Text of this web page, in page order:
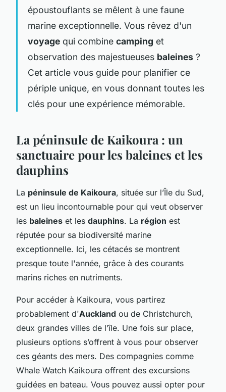
époustouflants se mêlent à une faune
marine exceptionnelle. Vous rêvez d'un
voyage qui combine camping et
observation des majestueuses baleines ?
Cet article vous guide pour planifier ce
périple unique, en vous donnant toutes les
clés pour une expérience mémorable.
La péninsule de Kaikoura : un
sanctuaire pour les baleines et les
dauphins
La péninsule de Kaikoura, située sur l’Île du Sud,
est un lieu incontournable pour qui veut observer
les baleines et les dauphins. La région est
réputée pour sa biodiversité marine
exceptionnelle. Ici, les cétacés se montrent
presque toute l'année, grâce à des courants
marins riches en nutriments.
Pour accéder à Kaikoura, vous partirez
probablement d'Auckland ou de Christchurch,
deux grandes villes de l’île. Une fois sur place,
plusieurs options s’offrent à vous pour observer
ces géants des mers. Des compagnies comme
Whale Watch Kaikoura offrent des excursions
guidées en bateau. Vous pouvez aussi opter pour